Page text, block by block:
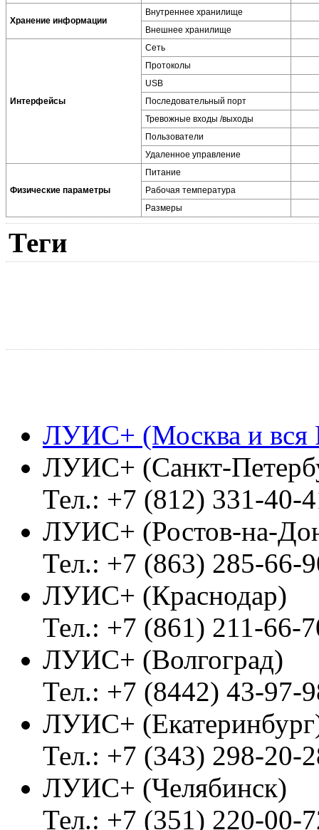
Хранение информации
Внутреннее хранилище
Внешнее хранилище
Интерфейсы
Сеть
Протоколы
USB
Последовательный порт
Тревожные входы /выходы
Пользователи
Удаленное управление
Физические параметры
Питание
Рабочая температура
Размеры
Теги
ЛУИС+ (Москва и вся
ЛУИС+ (Санкт-
Тел.: +7 (812) 331-40-
ЛУИС+ (Ростов-на-
Тел.: +7 (863) 285-66-
ЛУИС+ (Краснодар)
Тел.: +7 (861) 211-66-
ЛУИС+ (Волгоград)
Тел.: +7 (8442) 43-97-
ЛУИС+
Тел.: +7 (343) 298-20-
ЛУИС+ (Челябинск)
Тел.: +7 (351) 220-00-